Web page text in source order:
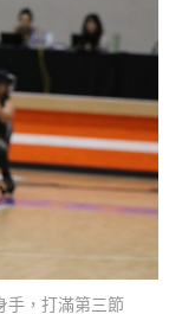
手，打滿第三節